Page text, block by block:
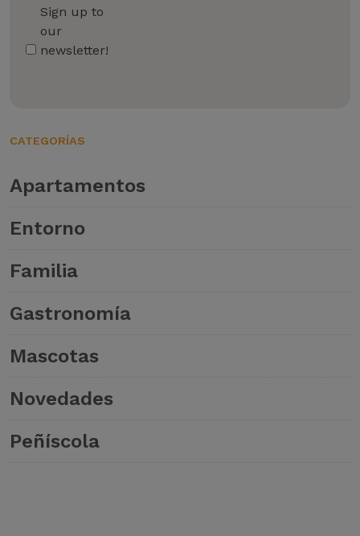
Sign up to
our
newsletter!
CATEGORÍAS
Apartamentos
Entorno
Familia
Gastronomía
Mascotas
Novedades
Peñíscola